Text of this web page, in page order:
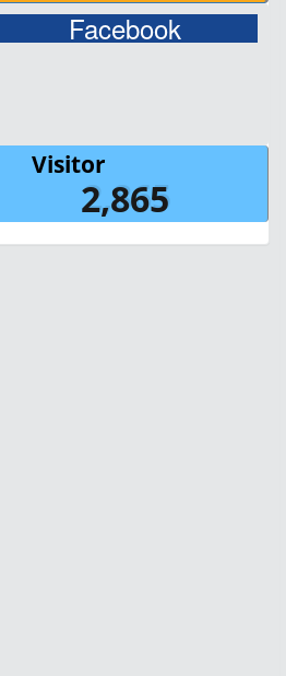
Facebook